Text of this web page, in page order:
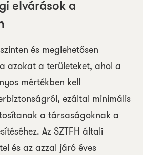
elvárások a
és meglehetősen
azokat a területeket, ahol a
mértékben kell
ezáltal minimális
a társaságoknak a
Az SZTFH általi
és az azzal járó éves